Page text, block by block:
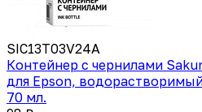
SIC13T03V24A
Контейнер с чернилами
для Epson,
70 мл.